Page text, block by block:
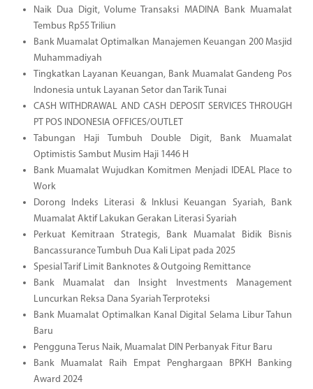
Naik Dua Digit, Volume Transaksi MADINA Bank Muamalat
Tembus Rp55 Triliun
Bank Muamalat Optimalkan Manajemen Keuangan 200 Masjid
Muhammadiyah
Tingkatkan Layanan Keuangan, Bank Muamalat Gandeng Pos
Indonesia untuk Layanan Setor dan Tarik Tunai
CASH WITHDRAWAL AND CASH DEPOSIT SERVICES THROUGH
PT POS INDONESIA OFFICES/OUTLET
Tabungan Haji Tumbuh Double Digit, Bank Muamalat
Optimistis Sambut Musim Haji 1446 H
Bank Muamalat Wujudkan Komitmen Menjadi IDEAL Place to
Work
Dorong Indeks Literasi & Inklusi Keuangan Syariah, Bank
Muamalat Aktif Lakukan Gerakan Literasi Syariah
Perkuat Kemitraan Strategis, Bank Muamalat Bidik Bisnis
Bancassurance Tumbuh Dua Kali Lipat pada 2025
Spesial Tarif Limit Banknotes & Outgoing Remittance
Bank Muamalat dan Insight Investments Management
Luncurkan Reksa Dana Syariah Terproteksi
Bank Muamalat Optimalkan Kanal Digital Selama Libur Tahun
Baru
Pengguna Terus Naik, Muamalat DIN Perbanyak Fitur Baru
Bank Muamalat Raih Empat Penghargaan BPKH Banking
Award 2024